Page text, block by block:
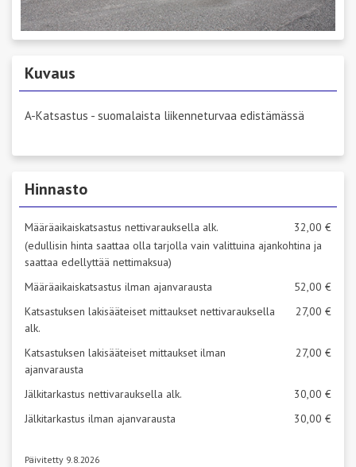
Kuvaus
A-Katsastus - suomalaista liikenneturvaa edistämässä
Hinnasto
Määräaikaiskatsastus nettivarauksella alk.
32,00 €
(edullisin hinta saattaa olla tarjolla vain valittuina ajankohtina ja
saattaa edellyttää nettimaksua)
Määräaikaiskatsastus ilman ajanvarausta
52,00 €
Katsastuksen lakisääteiset mittaukset nettivarauksella
alk.
27,00 €
Katsastuksen lakisääteiset mittaukset ilman
ajanvarausta
27,00 €
Jälkitarkastus nettivarauksella alk.
30,00 €
Jälkitarkastus ilman ajanvarausta
30,00 €
Päivitetty 9.8.2026